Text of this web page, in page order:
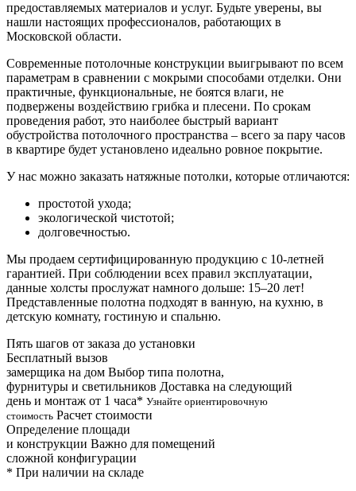
предоставляемых материалов и услуг. Будьте уверены, вы
нашли настоящих профессионалов, работающих в
Московской области.
Современные потолочные конструкции выигрывают по всем
параметрам в сравнении с мокрыми способами отделки. Они
практичные, функциональные, не боятся влаги, не
подвержены воздействию грибка и плесени. По срокам
проведения работ, это наиболее быстрый вариант
обустройства потолочного пространства – всего за пару часов
в квартире будет установлено идеально ровное покрытие.
У нас можно заказать натяжные потолки, которые отличаются:
простотой ухода;
экологической чистотой;
долговечностью.
Мы продаем сертифицированную продукцию с 10-летней
гарантией. При соблюдении всех правил эксплуатации,
данные холсты прослужат намного дольше: 15–20 лет!
Представленные полотна подходят в ванную, на кухню, в
детскую комнату, гостиную и спальню.
Пять шагов от заказа до установки
Бесплатный вызов
замерщика на дом Выбор типа полотна,
фурнитуры и светильников Доставка на следующий
день и монтаж от 1 часа* Узнайте ориентировочную
стоимость Расчет стоимости
Определение площади
и конструкции Важно для помещений
сложной конфигурации
* При наличии на складе